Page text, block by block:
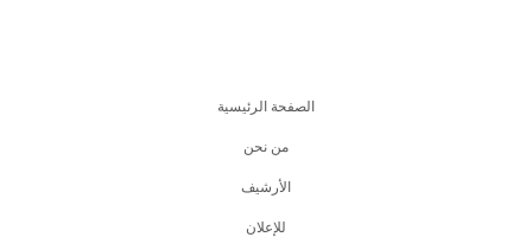
الصفحة الرئيسية
من نحن
اﻷرشيف
للإعلان